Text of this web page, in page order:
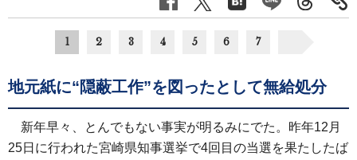
1 2 3 4 5 6 7
地元紙に“隠蔽工作”を図ったとして無給処分
新年早々、とんでもない事実が明るみにでた。昨年12月
25日に行われた宮崎県知事選挙で4回目の当選を果たしたば